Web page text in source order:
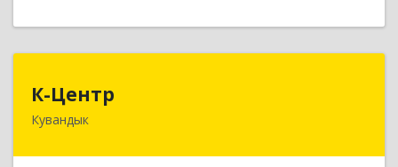
К-Центр
Кувандык
462243, Оренбургская обл, Кувандыкский р-н,